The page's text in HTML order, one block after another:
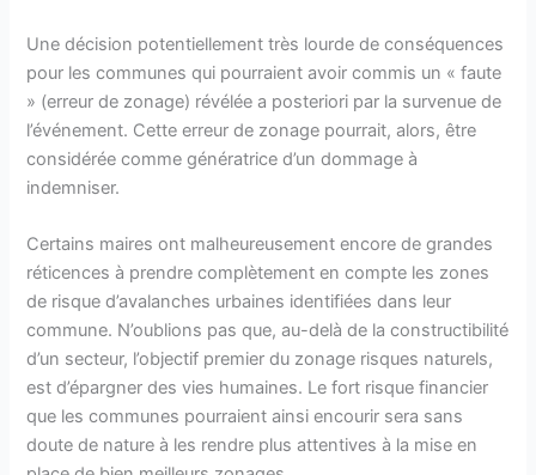
Une décision potentiellement très lourde de conséquences
pour les communes qui pourraient avoir commis un « faute
» (erreur de zonage) révélée a posteriori par la survenue de
l’événement. Cette erreur de zonage pourrait, alors, être
considérée comme génératrice d’un dommage à
indemniser.
Certains maires ont malheureusement encore de grandes
réticences à prendre complètement en compte les zones
de risque d’avalanches urbaines identifiées dans leur
commune. N’oublions pas que, au-delà de la constructibilité
d’un secteur, l’objectif premier du zonage risques naturels,
est d’épargner des vies humaines. Le fort risque financier
que les communes pourraient ainsi encourir sera sans
doute de nature à les rendre plus attentives à la mise en